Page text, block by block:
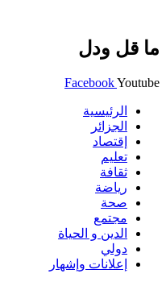
ما قل ودل
FacebookYoutube
الرئيسية
الجزائر
إقتصاد
تعليم
ثقافة
رياضة
صحة
مجتمع
الدين و الحياة
دولي
إعلانات وإشهار